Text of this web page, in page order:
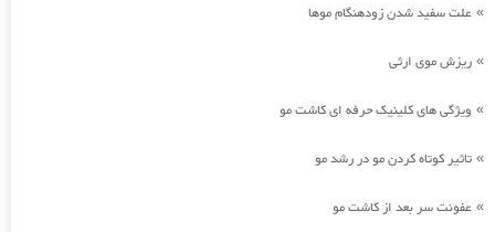
» علت سفید شدن زودهنگام موها
» ریزش موی ارثی
» ویژگی های کلینیک حرفه ای کاشت مو
» تاثیر کوتاه کردن مو در رشد مو
» عفونت سر بعد از کاشت مو